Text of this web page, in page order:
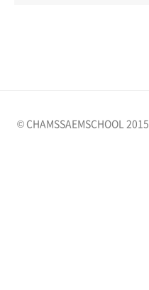
© CHAMSSAEMSCHOOL 2015